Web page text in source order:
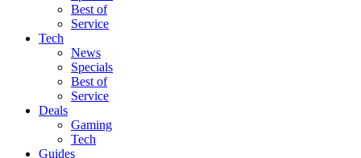
Best of
Service
Tech
News
Specials
Best of
Service
Deals
Gaming
Tech
Guides